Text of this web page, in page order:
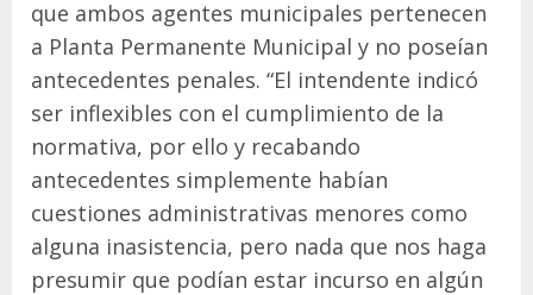
que ambos agentes municipales pertenecen
a Planta Permanente Municipal y no poseían
antecedentes penales. “El intendente indicó
ser inflexibles con el cumplimiento de la
normativa, por ello y recabando
antecedentes simplemente habían
cuestiones administrativas menores como
alguna inasistencia, pero nada que nos haga
presumir que podían estar incurso en algún